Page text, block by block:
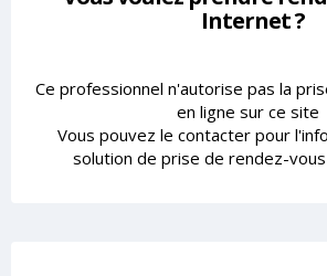
Internet ?
Ce professionnel n'autorise pas la
en ligne sur ce site
Vous pouvez le contacter pour
solution de prise de rendez-